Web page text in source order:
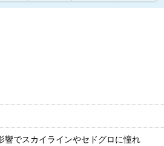
響でスカイラインやセドグロに憧れ